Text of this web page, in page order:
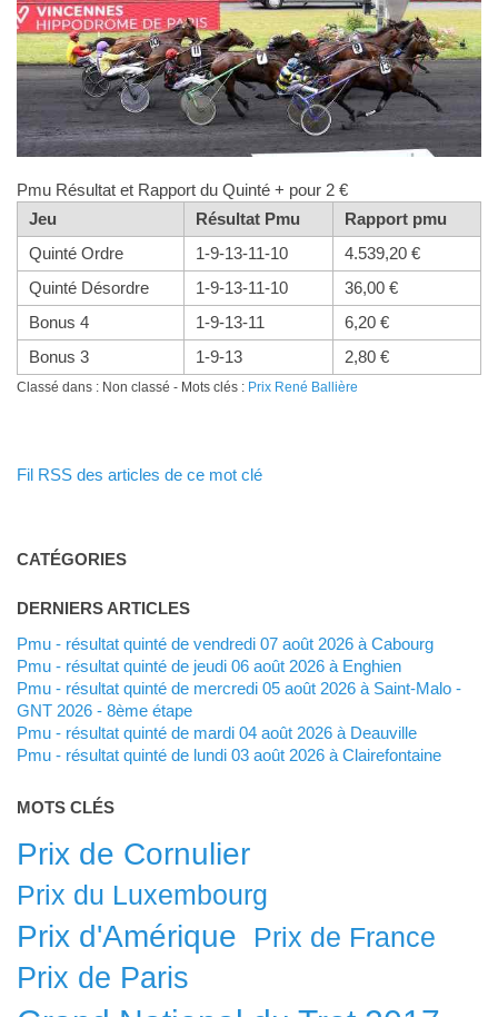
Pmu Résultat et Rapport du Quinté + pour 2 €
Jeu
Résultat Pmu
Rapport pmu
Quinté Ordre
1-9-13-11-10
4.539,20 €
Quinté Désordre
1-9-13-11-10
36,00 €
Bonus 4
1-9-13-11
6,20 €
Bonus 3
1-9-13 2,80 €
Classé dans : Non classé - Mots clés : Prix René Ballière
Fil RSS des articles de ce mot clé
CATÉGORIES
DERNIERS ARTICLES
Pmu - résultat quinté de vendredi 07 août 2026 à Cabourg
Pmu - résultat quinté de jeudi 06 août 2026 à Enghien
Pmu - résultat quinté de mercredi 05 août 2026 à Saint-Malo -
GNT 2026 - 8ème étape
Pmu - résultat quinté de mardi 04 août 2026 à Deauville
Pmu - résultat quinté de lundi 03 août 2026 à Clairefontaine
MOTS CLÉS
Prix de Cornulier
Prix du Luxembourg
Prix d'Amérique Prix de France
Prix de Paris